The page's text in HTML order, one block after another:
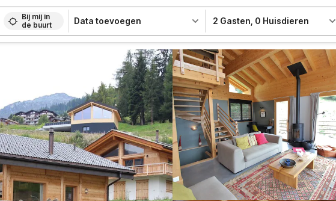
Bij mij in
de buurt
Data toevoegen 2 Gasten 0 Huisdieren